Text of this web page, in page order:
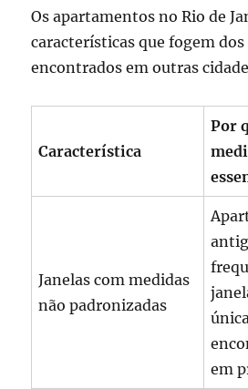
Os apartamentos no Rio de
características que fogem dos
encontrados em outras
Característica
Por
Janelas com medidas
não padronizadas
em